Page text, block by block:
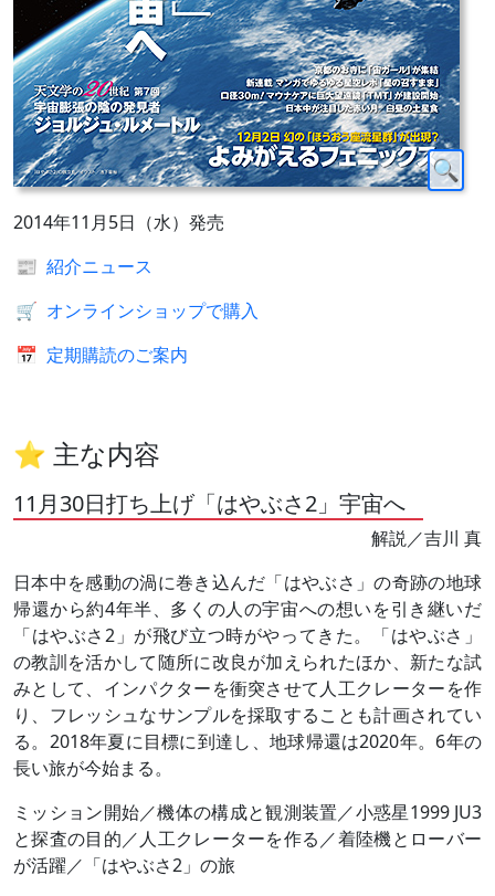
2014年11月5日（水）発売
📰 紹介ニュース
🛒 オンラインショップで購入
📅 定期購読のご案内
⭐ 主な内容
11月30日打ち上げ「はやぶさ2」宇宙へ
解説／吉川 真
日本中を感動の渦に巻き込んだ「はやぶさ」の奇跡の地球
帰還から約4年半、多くの人の宇宙への想いを引き継いだ
「はやぶさ2」が飛び立つ時がやってきた。「はやぶさ」
の教訓を活かして随所に改良が加えられたほか、新たな試
みとして、インパクターを衝突させて人工クレーターを作
り、フレッシュなサンプルを採取することも計画されてい
る。2018年夏に目標に到達し、地球帰還は2020年。6年の
長い旅が今始まる。
ミッション開始／機体の構成と観測装置／小惑星1999 JU3
と探査の目的／人工クレーターを作る／着陸機とローバー
が活躍／「はやぶさ2」の旅